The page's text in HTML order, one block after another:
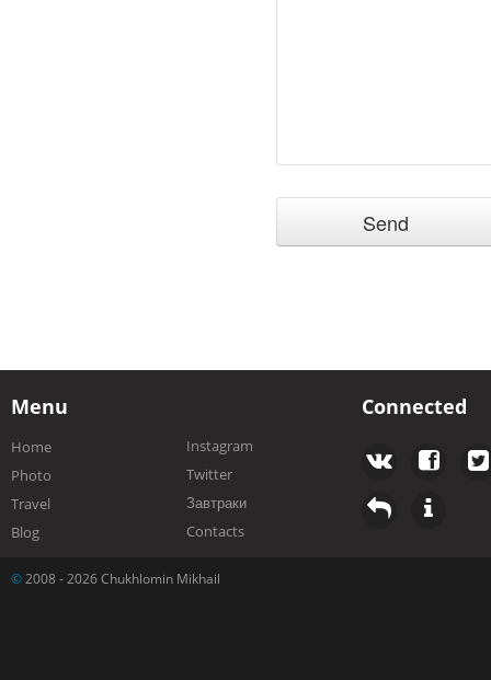
Menu
Home
Photo
Travel
Blog
Instagram
Twitter
Завтраки
Contacts
Connected
© 2008 - 2026 Chukhlomin Mikhail